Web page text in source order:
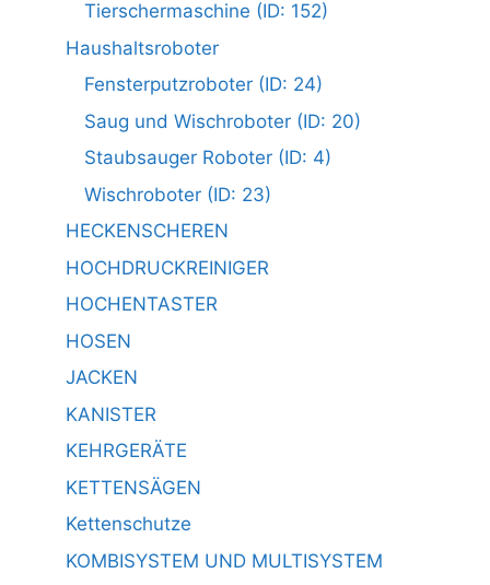
Tierschermaschine (ID: 152)
Haushaltsroboter
Fensterputzroboter (ID: 24)
Saug und Wischroboter (ID: 20)
Staubsauger Roboter (ID: 4)
Wischroboter (ID: 23)
HECKENSCHEREN
HOCHDRUCKREINIGER
HOCHENTASTER
HOSEN
JACKEN
KANISTER
KEHRGERÄTE
KETTENSÄGEN
Kettenschutze
KOMBISYSTEM UND MULTISYSTEM